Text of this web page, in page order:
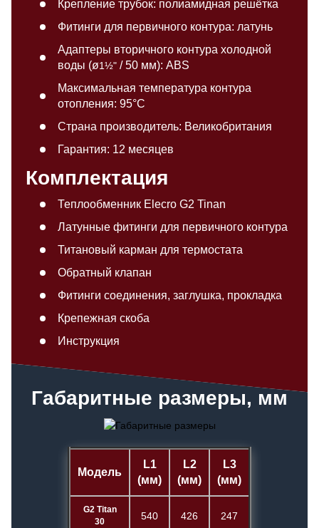
Крепление трубок: полиамидная решётка
Фитинги для первичного контура: латунь
Адаптеры вторичного контура холодной
воды (ø1½" / 50 мм): ABS
Максимальная температура контура
отопления: 95°C
Страна производитель: Великобритания
Гарантия: 12 месяцев
Комплектация
Теплообменник Elecro G2 Tinan
Латунные фитинги для первичного контура
Титановый карман для термостата
Обратный клапан
Фитинги соединения, заглушка, прокладка
Крепежная скоба
Инструкция
Габаритные размеры, мм
Модель
L1
(мм)
L2
(мм)
L3
(мм)
G2 Titan
30
540 426 247